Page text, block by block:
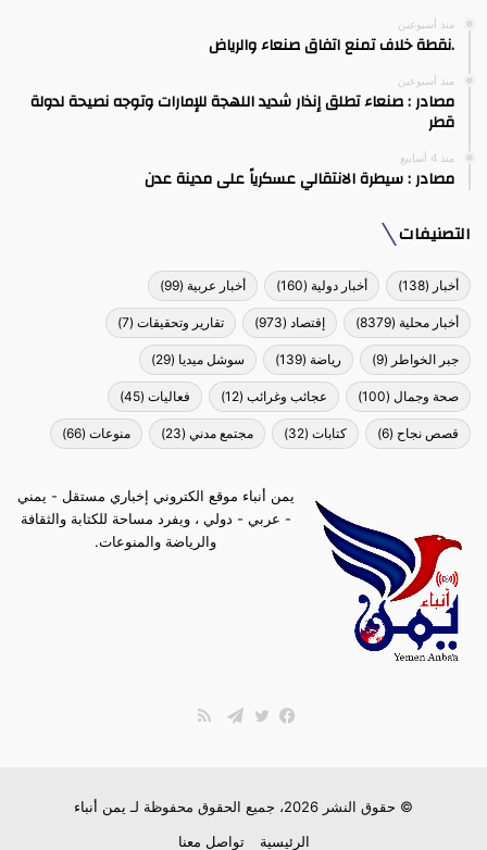
منذ أسبوعين
.نقطة خلاف تمنع اتفاق صنعاء والرياض
منذ أسبوعين
مصادر : صنعاء تطلق إنذار شديد اللهجة للإمارات وتوجه نصيحة لدولة
قطر
منذ 4 أسابيع
مصادر : سيطرة الانتقالي عسكرياً على مدينة عدن
التصنيفات
أخبار (138) أخبار دولية (160) أخبار عربية (99)
أخبار محلية (8379) إقتصاد (973) تقارير وتحقيقات (7)
جبر الخواطر (9) رياضة (139) سوشل ميديا (29)
صحة وجمال (100) عجائب وغرائب (12) فعاليات (45)
قصص نجاح (6) كتابات (32) مجتمع مدني (23) منوعات (66)
يمن أنباء موقع الكتروني إخباري مستقل - يمني
- عربي - دولي ، ويفرد مساحة للكتابة والثقافة
والرياضة والمنوعات.
© حقوق النشر 2026، جميع الحقوق محفوظة لـ
يمن أنباء
الرئيسية
تواصل معنا